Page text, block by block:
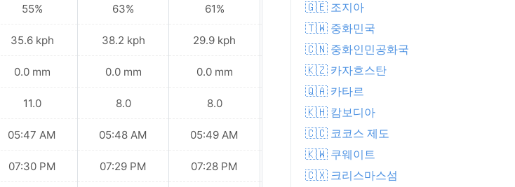
55%
35.6 kph
0.0 mm
11.0
05:47 AM
07:30 PM
63%
38.2 kph
0.0 mm
8.0
05:48 AM
07:29 PM
61%
29.9 kph
0.0 mm
8.0
05:49 AM
07:28 PM
44%
0.0 mm
05:49 AM
🇬🇪 조지아
🇹🇼 중화민국
🇨🇳 중화인민공화국
🇰🇿 카자흐스탄
🇶🇦 카타르
🇰🇭 캄보디아
🇨🇨 코코스 제도
🇰🇼 쿠웨이트
🇨🇽 크리스마스섬